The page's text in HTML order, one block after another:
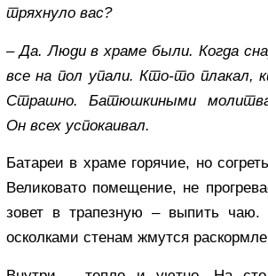
тряхнуло вас?
– Да. Люди в храме были. Когда
все на пол упали. Кто-то плакал,
Страшно. Батюшкиными
Он всех успокаивал.
Батареи в храме горячие, но
Великовато помещение, не
зовет в трапезную – выпить чаю.
осколками стенам жмутся